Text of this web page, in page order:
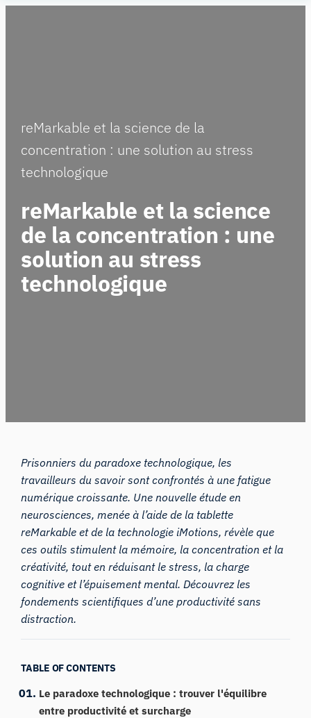
reMarkable et la science de la
concentration : une solution au stress
technologique
reMarkable et la science
de la concentration : une
solution au stress
technologique
Prisonniers du paradoxe technologique, les
travailleurs du savoir sont confrontés à une fatigue
numérique croissante. Une nouvelle étude en
neurosciences, menée à l’aide de la tablette
reMarkable et de la technologie iMotions, révèle que
ces outils stimulent la mémoire, la concentration et la
créativité, tout en réduisant le stress, la charge
cognitive et l’épuisement mental. Découvrez les
fondements scientifiques d’une productivité sans
distraction.
TABLE OF CONTENTS
Le paradoxe technologique : trouver l'équilibre
entre productivité et surcharge